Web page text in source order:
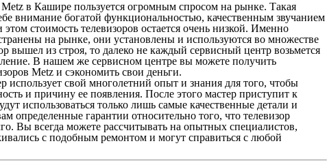
Metz в Кашире пользуется огромным спросом на рынке. Такая
внимание богатой функциональностью, качественным звучанием
стоимость телевизоров остается очень низкой. Именно
на рынке, они установлены и используются во множестве
вышел из строя, то далеко не каждый сервисный центр возьмется
В нашем же сервисном центре вы можете получить
Metz и сэкономить свои деньги.
использует свой многолетний опыт и знания для того, чтобы
и причину ее появления. После этого мастер приступит к
использоваться только лишь самые качественные детали и
определенные гарантии относительно того, что телевизор
Вы всегда можете рассчитывать на опытных специалистов,
с подобным ремонтом и могут справиться с любой